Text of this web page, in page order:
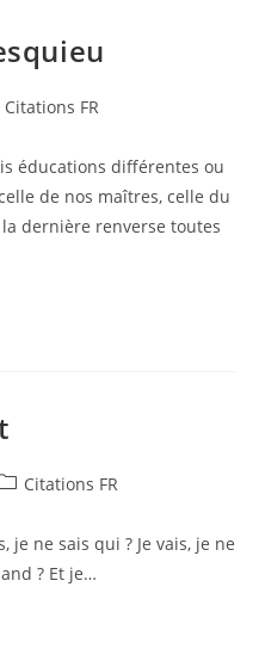
Citations FR
éducations différentes ou
de nos maîtres, celle du
dernière renverse toutes
Citations FR
je ne sais qui ? Je vais, je ne
? Et je…